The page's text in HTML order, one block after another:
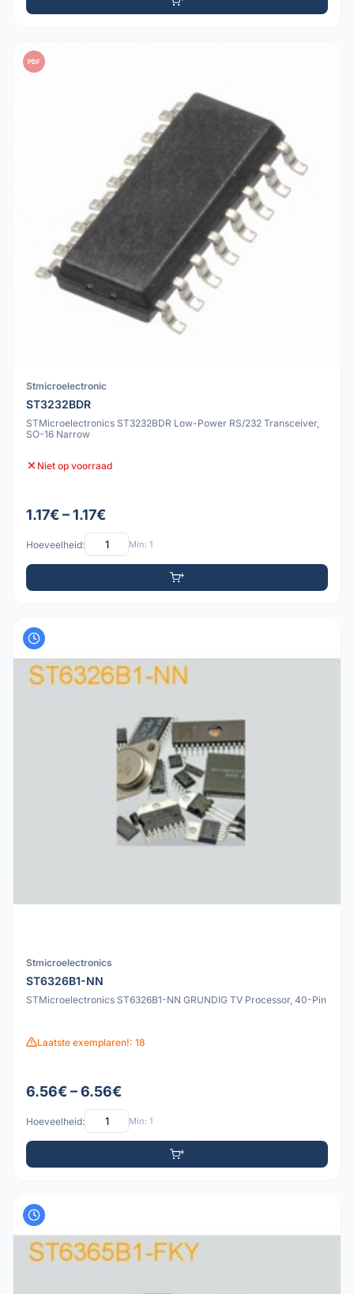
PDF
Stmicroelectronic
ST3232BDR
STMicroelectronics ST3232BDR Low-Power RS/232 Transceiver,
SO-16 Narrow
Niet op voorraad
1.17€ – 1.17€
Hoeveelheid: Min: 1
Stmicroelectronics
ST6326B1-NN
STMicroelectronics ST6326B1-NN GRUNDIG TV Processor, 40-Pin
Laatste exemplaren!: 18
6.56€ – 6.56€
Hoeveelheid: Min: 1